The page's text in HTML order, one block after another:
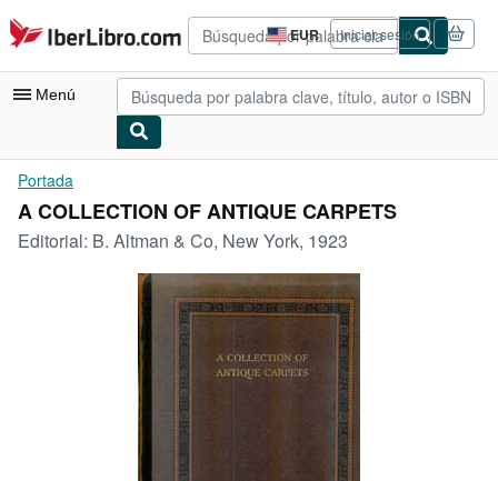
Pasar al contenido principal
IberLibro.com EUR
Preferencias
de
compra
del
Iniciar sesión
Menú
Mi cuenta
Consultar mis pedidos
Arte y coleccionismo
Comenzar a vender
Portada
A COLLECTION OF ANTIQUE CARPETS
Editorial: B. Altman & Co, New York, 1923